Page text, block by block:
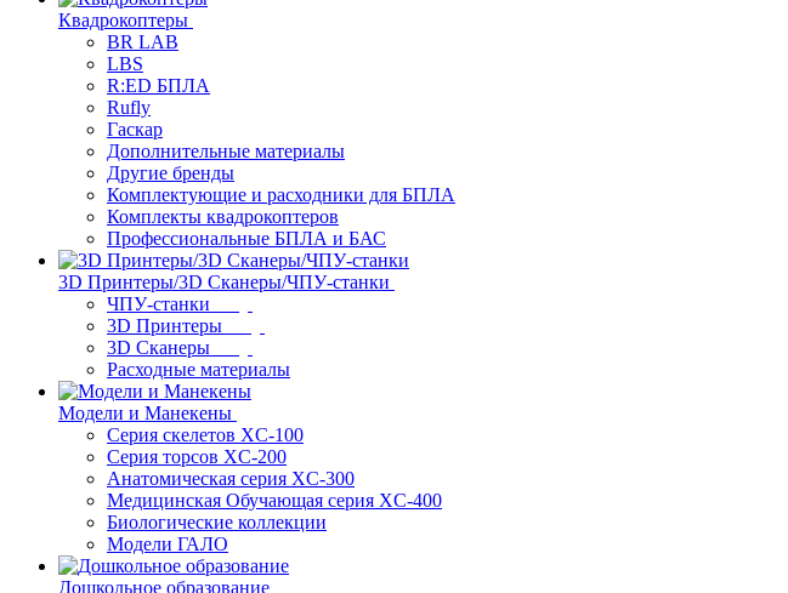
Квадрокоптеры
BR LAB
LBS
R:ED БПЛА
Rufly
Гаскар
Дополнительные материалы
Другие бренды
Комплектующие и расходники для БПЛА
Комплекты квадрокоптеров
Профессиональные БПЛА и БАС
3D Принтеры/3D Сканеры/ЧПУ-станки
ЧПУ-станки
3D Принтеры
3D Сканеры
Расходные материалы
Модели и Манекены
Серия скелетов XC-100
Серия торсов XC-200
Анатомическая серия XC-300
Медицинская Обучающая серия XC-400
Биологические коллекции
Модели ГАЛО
Дошкольное образование